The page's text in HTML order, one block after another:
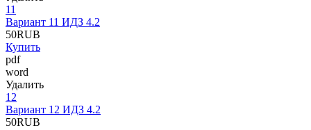
11
Вариант 11 ИДЗ 4.2
50RUB
Купить
pdf
word
Удалить
12
Вариант 12 ИДЗ 4.2
50RUB